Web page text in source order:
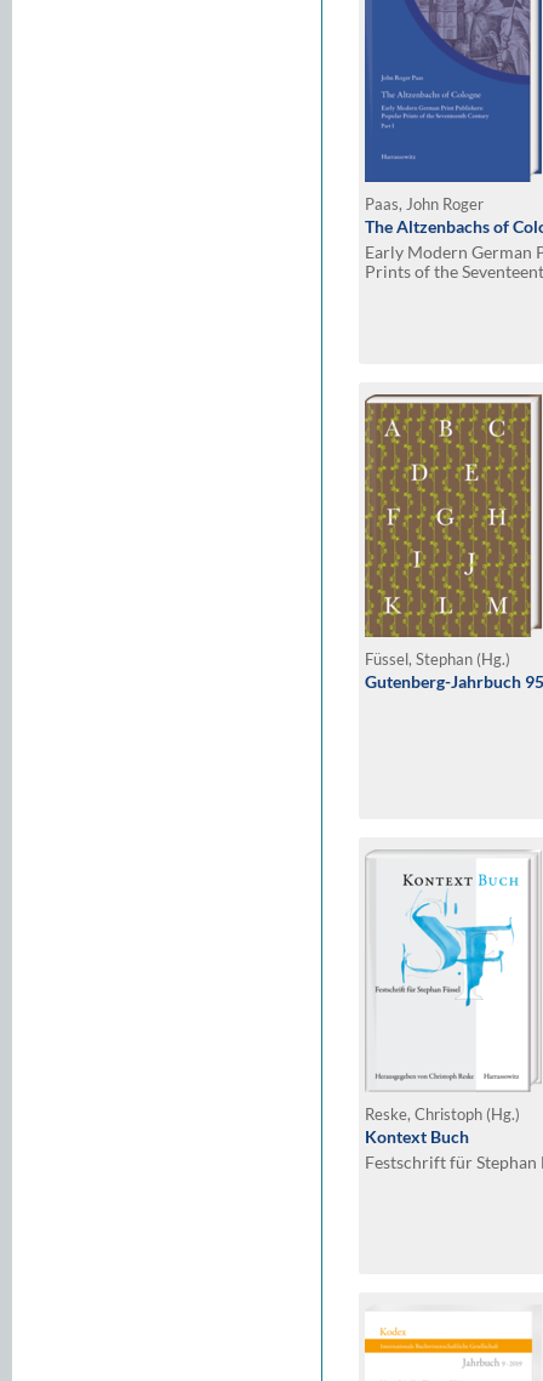
Paas, John Roger
The Altzenbachs of
Early Modern German
Prints of the
Füssel, Stephan (Hg.)
Gutenberg-Jahrbuch
Reske, Christoph (Hg.)
Kontext Buch
Festschrift für Stephan